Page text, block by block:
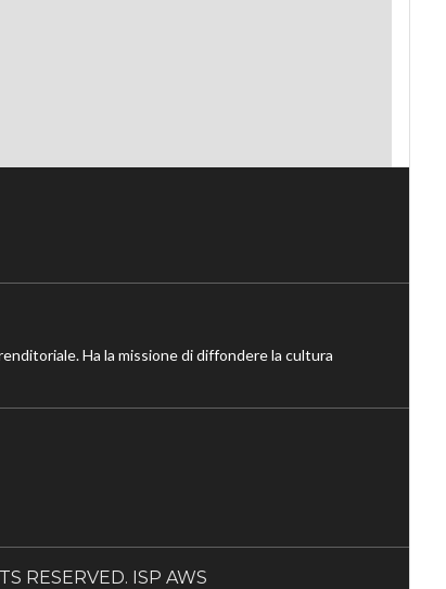
Ha la missione di diffondere la cultura
RESERVED. ISP AWS